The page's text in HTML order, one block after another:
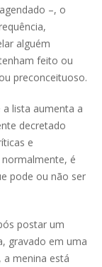
–, o
alguém
feito ou
preconceituoso.
lista aumenta a
decretado
e
é
pode ou não ser
postar um
gravado em uma
a menina está